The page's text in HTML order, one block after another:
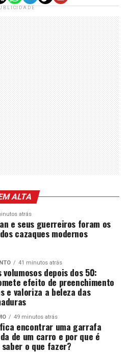
ALTA
atrás
e seus guerreiros foram os
cazaques modernos
41 minutos atrás
volumosos depois dos 50:
efeito de preenchimento
e valoriza a beleza das
49 minutos atrás
encontrar uma garrafa
de um carro e por que é
o que fazer?